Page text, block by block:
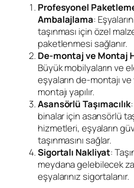
Profesyonel
Ambalajlama:
taşınması için özel
paketlenmesi sağlanır.
De-montaj ve Montaj
Büyük mobilyaların ve
eşyaların de-montajı
montajı yapılır.
Asansörlü Taşımacılık
binalar için asansörlü
hizmetleri, eşyaların
taşınmasını sağlar.
Sigortalı Nakliyat:
meydana gelebilecek
eşyalarınız sigortalanır.